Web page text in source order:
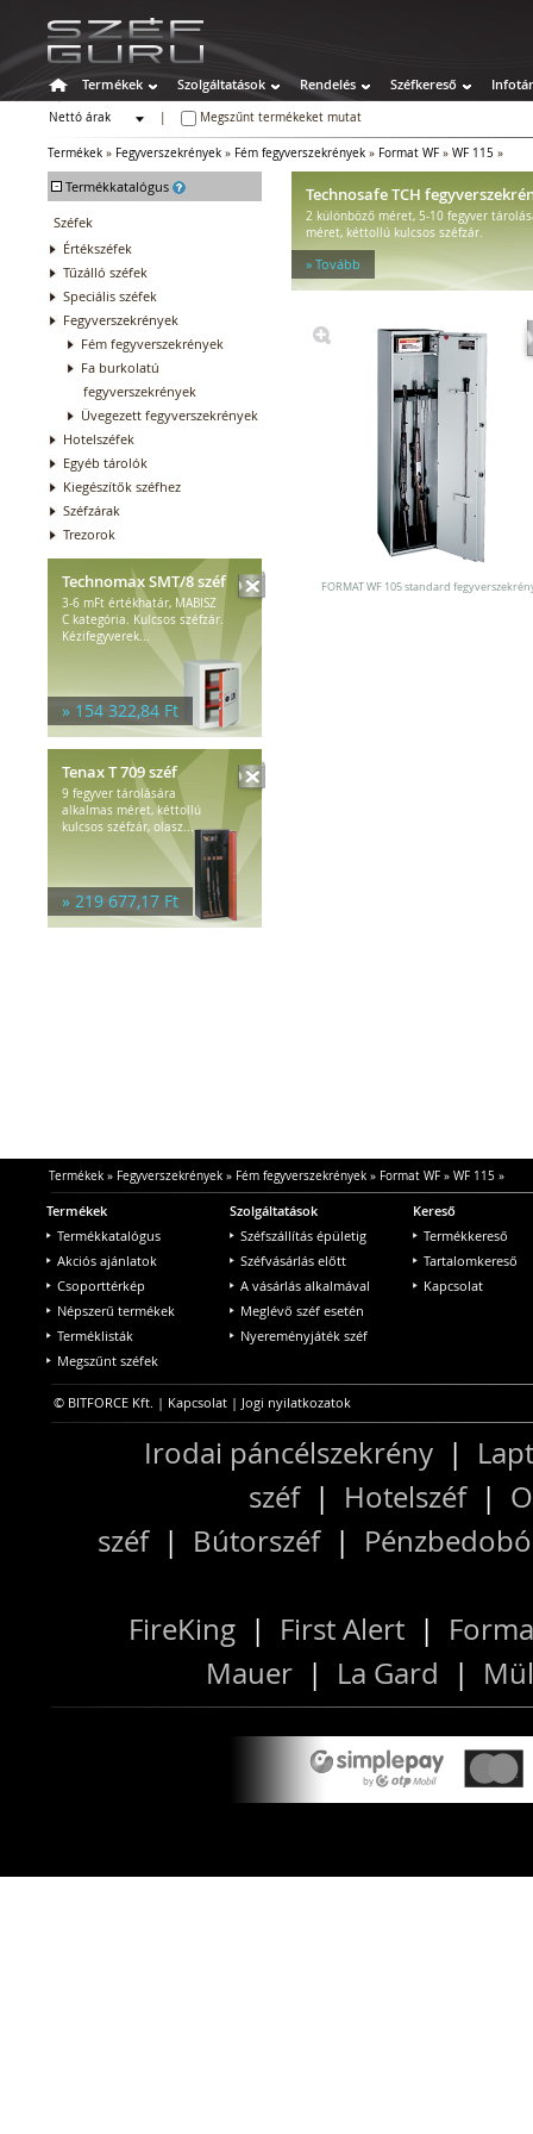
Termékek Szolgáltatások Rendelés Széfkereső Infotár
Nettó árak
Megszűnt termékeket mutat
Termékek » Fegyverszekrények » Fém fegyverszekrények » Format WF » WF 115 »
- Termékkatalógus
Széfek
Értékszéfek
Tűzálló széfek
Speciális széfek
Fegyverszekrények
Fém fegyverszekrények
Fa burkolatú
fegyverszekrények
Üvegezett fegyverszekrények
Hotelszéfek
Egyéb tárolók
Kiegészítők széfhez
Széfzárak
Trezorok
Technomax SMT/8 széf
3-6 mFt értékhatár, MABISZ
C kategória. Kulcsos széfzár.
Kézifegyverek...
» 154 322,84 Ft
Tenax T 709 széf
9 fegyver tárolására
alkalmas méret, kéttollú
kulcsos széfzár, olasz...
» 219 677,17 Ft
Technosafe TCH
2 különböző méret, 5-10 fegyver
méret, kéttollú kulcsos széfzár.
» Tovább
FORMAT WF 105 standard
Termékek» Fegyverszekrények» Fém fegyverszekrények» Format WF» WF 115»
Termékek
Termékkatalógus
Akciós ajánlatok
Csoporttérkép
Népszerű termékek
Terméklisták
Megszűnt széfek
Szolgáltatások
Széfszállítás épületig
Széfvásárlás előtt
A vásárlás alkalmával
Meglévő széf esetén
Nyereményjáték széf
Kereső
Termékkereső
Tartalomkereső
Kapcsolat
© BITFORCE Kft. | Kapcsolat | Jogi nyilatkozatok
Irodai páncélszekrény |
széf| Hotelszéf|
széf| Bútorszéf|
FireKing | First Alert |
Mauer | La Gard |